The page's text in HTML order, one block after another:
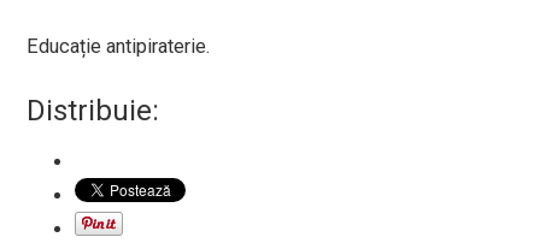
Educație antipiraterie.
Distribuie: